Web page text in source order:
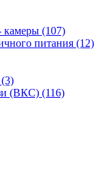
камеры (107)
питания (12)
(3)
(ВКС) (116)